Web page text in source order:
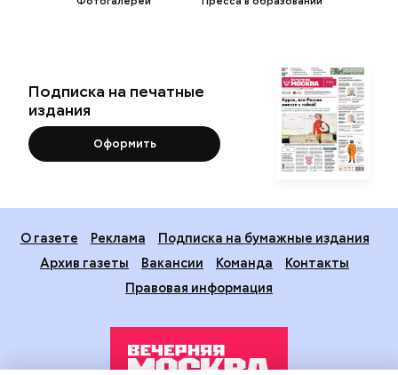
Подписка на печатные
издания
Оформить
О газете Реклама
Подписка на бумажные издания
Архив газеты
Вакансии Команда
Контакты
Правовая информация